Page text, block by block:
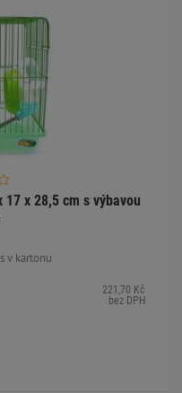
x 28,5 cm s výbavou
v kartonu
221,70 Kč
bez DPH